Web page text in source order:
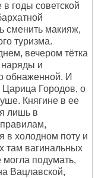
годы советской
сменить макияж,
туризма.
вечером тётка
наряды и
обнаженной. И
Царица Городов, о
Княгине в ее
лишь в
в холодном поту и
там вагинальных
подумать,
Вацлавской,